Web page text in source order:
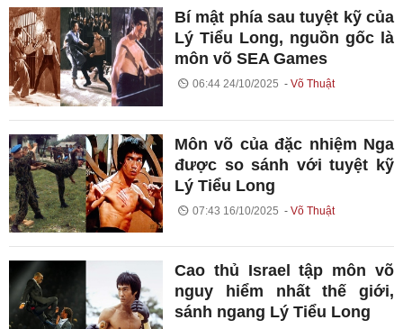
Bí mật phía sau tuyệt kỹ của
Lý Tiểu Long, nguồn gốc là
môn võ SEA Games
06:44 24/10/2025 Võ Thuật
Môn võ của đặc nhiệm Nga
được so sánh với tuyệt kỹ
Lý Tiểu Long
07:43 16/10/2025 Võ Thuật
Cao thủ Israel tập môn võ
nguy hiểm nhất thế giới,
sánh ngang Lý Tiểu Long